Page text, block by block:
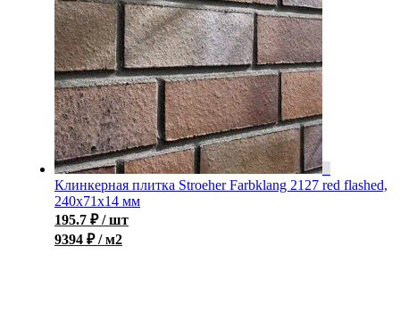
Клинкерная плитка Stroeher Farbklang 2127 red flashed,
240x71x14 мм
195.7 ₽ / шт
9394 ₽ / м2